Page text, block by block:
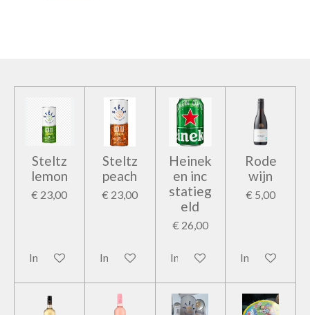
Steltz
lemon
€ 23,00
In winkelwagen
Steltz
peach
€ 23,00
In winkelwagen
Heinek
en inc
statieg
eld
€ 26,00
In winkelwagen
Rode
wijn
€ 5,00
In